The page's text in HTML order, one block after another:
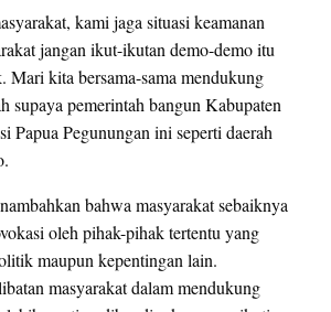
kami jaga situasi keamanan
jangan ikut-ikutan demo-demo itu
Mari kita bersama-sama mendukung
supaya pemerintah bangun Kabupaten
Papua Pegunungan ini seperti daerah
bahwa masyarakat sebaiknya
oleh pihak-pihak tertentu yang
maupun kepentingan lain.
masyarakat dalam mendukung